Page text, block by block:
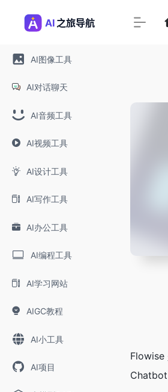
AI图像工具
AI对话聊天
AI音频工具
AI视频工具
AI设计工具
AI写作工具
AI办公工具
AI编程工具
AI学习网站
AIGC教程
AI小工具
AI项目
Flowise
Chatbot